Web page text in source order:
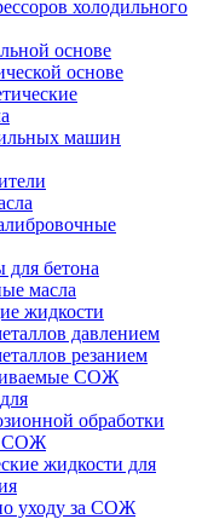
холодильного
основе
основе
машин
бетона
масла
жидкости
давлением
резанием
СОЖ
обработки
СОЖ
жидкости для
уходу за СОЖ